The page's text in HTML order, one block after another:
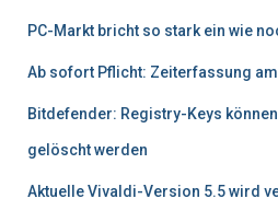
PC-Markt bricht so stark ein wie
Ab sofort Pflicht: Zeiterfassung
Bitdefender: Registry-Keys
gelöscht werden
Aktuelle Vivaldi-Version 5.5 wird